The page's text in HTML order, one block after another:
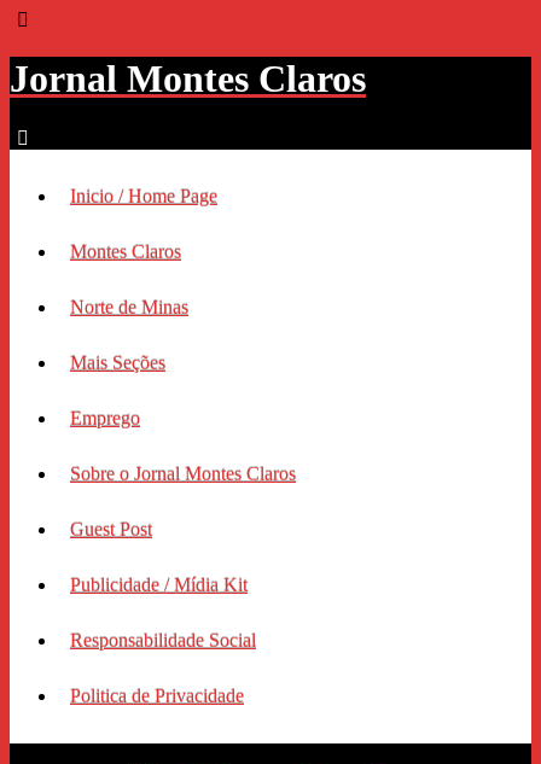
Jornal Montes Claros
Inicio / Home Page
Montes Claros
Norte de Minas
Mais Seções
Emprego
Sobre o Jornal Montes Claros
Guest Post
Publicidade / Mídia Kit
Responsabilidade Social
Politica de Privacidade